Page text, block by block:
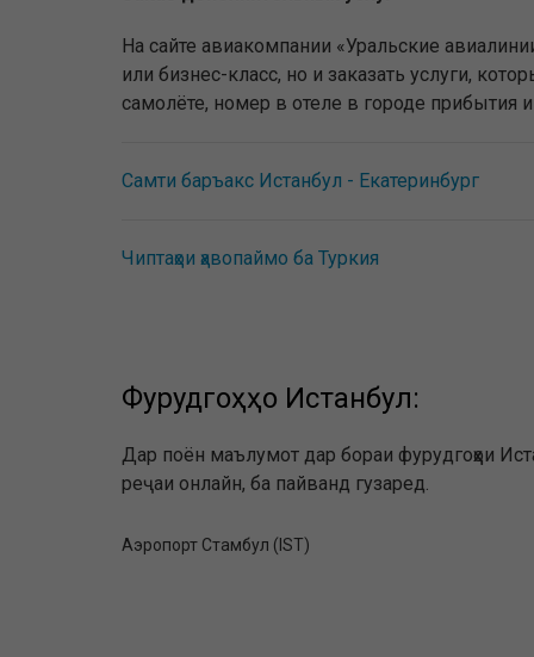
На сайте авиакомпании «Уральские
или бизнес-класс, но и заказать услуги,
самолёте, номер в отеле в городе прибытия
Самти баръакс Истанбул - Екатеринбург
Чиптаҳои ҳавопаймо ба Туркия
Фурудгоҳҳо Истанбул:
Дар поён маълумот дар бораи фурудгоҳҳои
реҷаи онлайн, ба пайванд гузаред.
Аэропорт Стамбул (IST)